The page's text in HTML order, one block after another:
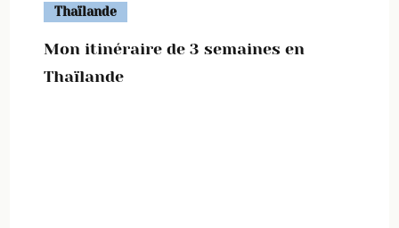
Thaïlande
Mon itinéraire de 3 semaines en
Thaïlande